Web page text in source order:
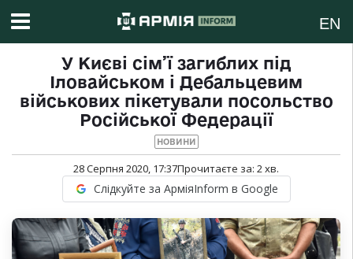
EN
У Києві сім’ї загиблих під
Іловайськом і Дебальцевим
військових пікетували посольство
Російської Федерації
НОВИНИ
28 Серпня 2020, 17:37Прочитаєте за: 2хв.
Слідкуйте за АрміяInform в Google